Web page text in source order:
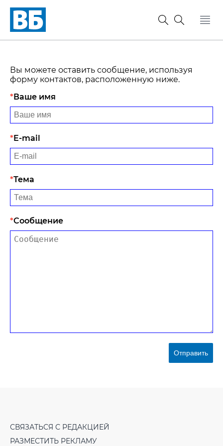
Вы можете оставить сообщение, используя
форму контактов, расположенную ниже.
Ваше имя
E-mail
Тема
Сообщение
Отправить
СВЯЗАТЬСЯ С РЕДАКЦИЕЙ
РАЗМЕСТИТЬ РЕКЛАМУ